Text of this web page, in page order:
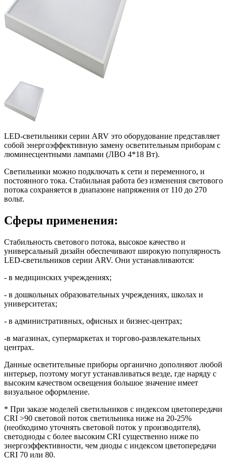
LED-светильники серии ARV это оборудование представляет
собой энергоэффективную замену осветительным приборам с
люминесцентными лампами (ЛВО 4*18 Вт).
Светильники можно подключать к сети и переменного, и
постоянного тока. Стабильная работа без изменения светового
потока сохраняется в диапазоне напряжения от 110 до 270
вольт.
Сферы применения:
Стабильность светового потока, высокое качество и
универсальный дизайн обеспечивают широкую популярность
LED-светильников серии ARV. Они устанавливаются:
- в медицинских учреждениях;
- в дошкольных образовательных учреждениях, школах и
университетах;
- в административных, офисных и бизнес-центрах;
-в магазинах, супермаркетах и торгово-развлекательных
центрах.
Данные осветительные приборы органично дополняют любой
интерьер, поэтому могут устанавливаться везде, где наряду с
высоким качеством освещения большое значение имеет
визуальное оформление.
* При заказе моделей светильников с индексом цветопередачи
CRI >90 световой поток светильника ниже на 20-25%
(необходимо уточнять световой поток у производителя),
светодиоды с более высоким CRI существенно ниже по
энергоэффективности, чем диоды с индексом цветопередачи
CRI 70 или 80.